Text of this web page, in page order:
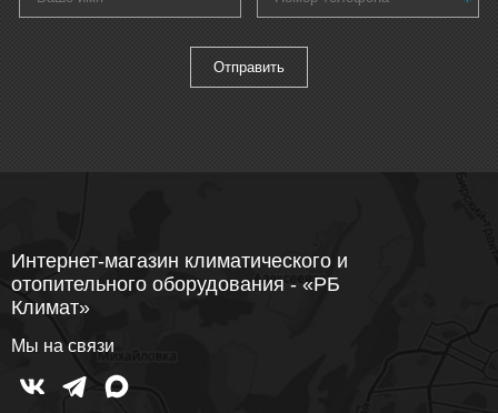
Интернет-магазин климатического и
отопительного оборудования - «РБ
Климат»
Мы на связи